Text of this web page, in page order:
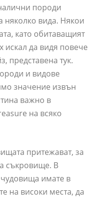
породи
няколко вида. Някои
като обитаващият
искал да видя повече
представена тук.
и видове
значение извън
важно в
на всяко
притежават, за
съкровище. В
чудовища имате в
на високи места, да